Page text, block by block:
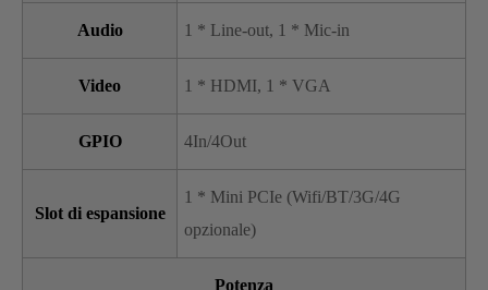
Audio 1 * Line-out, 1 * Mic-in
Video 1 * HDMI, 1 * VGA
GPIO 4In/4Out
Slot di espansione
1 * Mini PCIe (Wifi/BT/3G/4G
opzionale)
Potenza